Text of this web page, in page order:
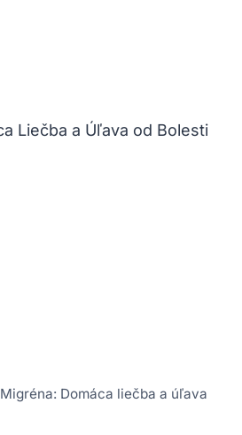
Migréna: Domáca liečba a úľava